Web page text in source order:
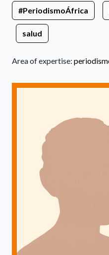
#PeriodismoÁfrica
salud
Area of expertise: